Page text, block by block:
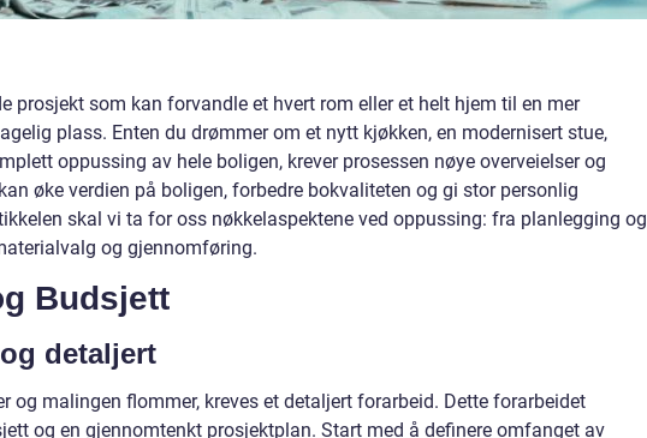
prosjekt som kan forvandle et hvert rom eller et helt hjem til en mer
plass. Enten du drømmer om et nytt kjøkken, en modernisert stue,
oppussing av hele boligen, krever prosessen nøye overveielser og
øke verdien på boligen, forbedre bokvaliteten og gi stor personlig
skal vi ta for oss nøkkelaspektene ved oppussing: fra planlegging og
og gjennomføring.
Budsjett
detaljert
og malingen flommer, kreves et detaljert forarbeid. Dette forarbeidet
og en gjennomtenkt prosjektplan. Start med å definere omfanget av